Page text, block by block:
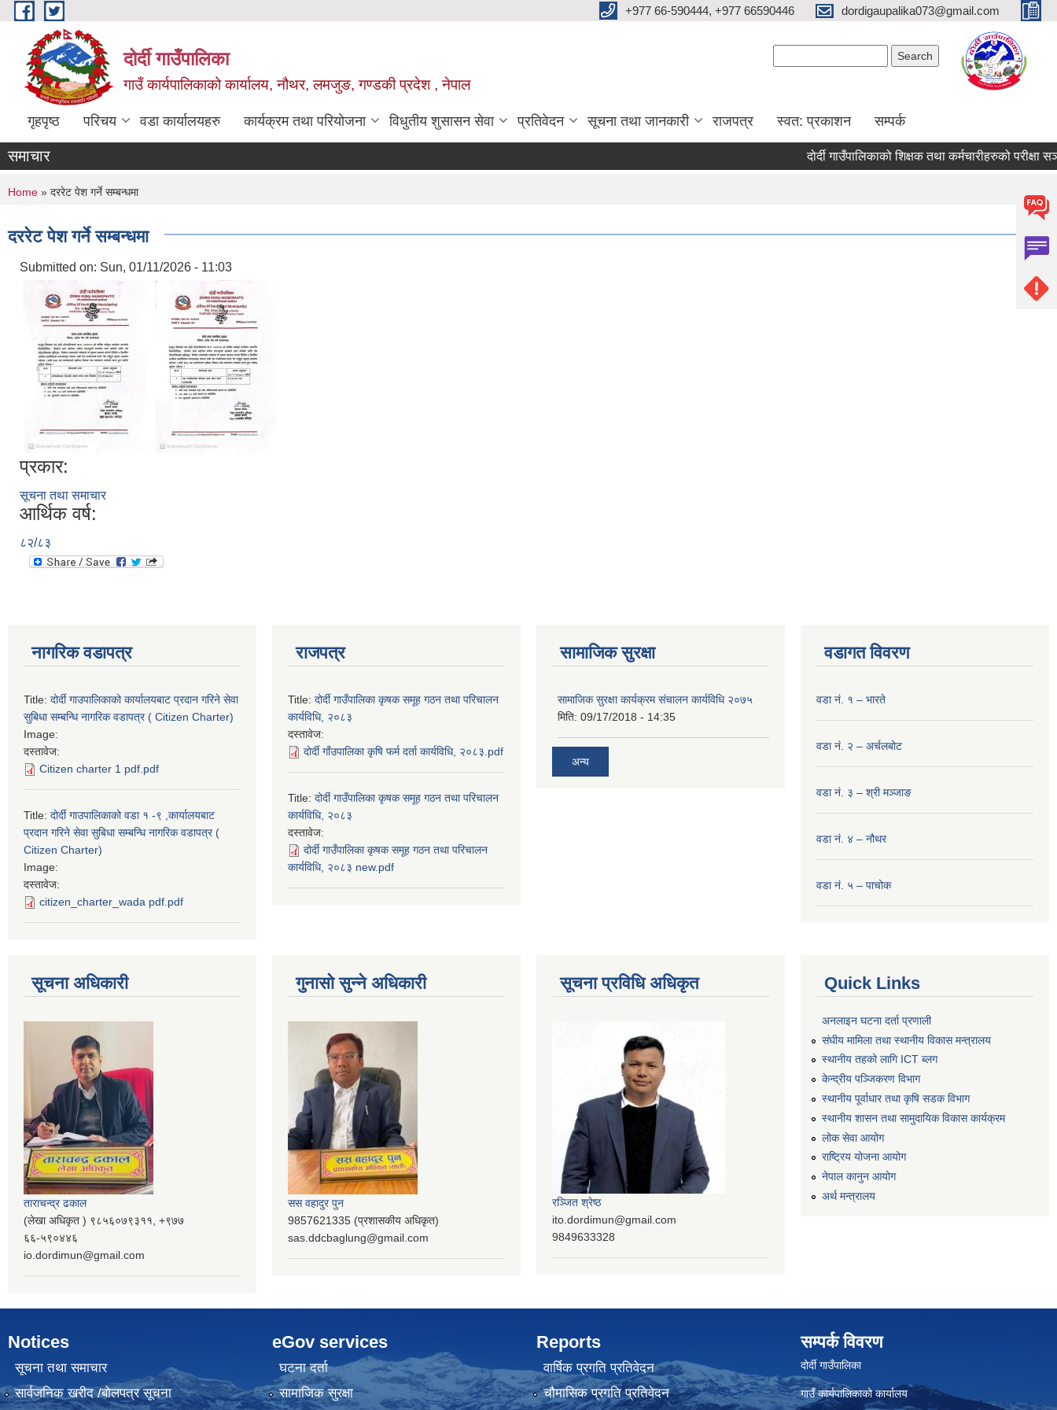
Skip to main content +977 66-590444, +977 66590446 dordigaupalika073@gmail.com
दोर्दी गाउँपालिका
गाउँ कार्यपालिकाको कार्यालय, नौथर, लमजुङ, गण्डकी प्रदेश , नेपाल
गृहपृष्ठ परिचय वडा कार्यालयहरु कार्यक्रम तथा परियोजना विधुतीय शुसासन सेवा प्रतिवेदन सूचना तथा जानकारी राजपत्र स्वत: प्रकाशन सम्पर्क
समाचार दोर्दी गाउँपालिकाको शिक्षक तथा कर्मचारीहरुको परीक्षा
You are here
Home » दररेट पेश गर्ने सम्बन्धमा
दररेट पेश गर्ने सम्बन्धमा
Submitted on: Sun, 01/11/2026 - 11:03
प्रकार:
सूचना तथा समाचार
आर्थिक वर्ष:
८२/८३
नागरिक वडापत्र
Title: दोर्दी गाउपालिकाको कार्यालयबाट प्रदान गरिने सेवा
सुबिधा सम्बन्धि नागरिक वडापत्र ( Citizen Charter)
Image:
दस्तावेज:
Citizen charter 1 pdf.pdf
Title: दोर्दी गाउपालिकाको वडा १ -९ ,कार्यालयबाट
प्रदान गरिने सेवा सुबिधा सम्बन्धि नागरिक वडापत्र (
Citizen Charter)
Image:
दस्तावेज:
citizen_charter_wada pdf.pdf
राजपत्र
Title: दोर्दी गाउँपालिका कृषक समूह गठन तथा परिचालन
कार्यविधि, २०८३
दस्तावेज:
दोर्दी गाँउपालिका कृषि फर्म दर्ता कार्यविधि, २०८३.pdf
Title: दोर्दी गाउँपालिका कृषक समूह गठन तथा परिचालन
कार्यविधि, २०८३
दस्तावेज:
दोर्दी गाउँपालिका कृषक समूह गठन तथा परिचालन
कार्यविधि, २०८३ new.pdf
सामाजिक सुरक्षा
सामाजिक सुरक्षा कार्यक्रम संचालन कार्यविधि २०७५
मिति: 09/17/2018 - 14:35
अन्य
वडागत विवरण
वडा नं. १ – भारते
वडा नं. २ – अर्चलबोट
वडा नं. ३ – श्री मञ्‍जाङ
वडा नं. ४ – नौथर
वडा नं. ५ – पाचोक
सूचना अधिकारी
ताराचन्द्र ढकाल
(लेखा अधिकृत ) ९८५६०७९३११, ‌‍‍+९७७
६६-५९०४४६
io.dordimun@gmail.com
गुनासो सुन्ने अधिकारी
सस वहादुर पुन
9857621335 (प्रशासकीय अधिकृत)
sas.ddcbaglung@gmail.com
सूचना प्रविधि अधिकृत
रञ्‍जित श्रेष्ठ
ito.dordimun@gmail.com
9849633328
Quick Links
अनलाइन घटना दर्ता प्रणाली
संघीय मामिला तथा स्थानीय विकास मन्त्रालय
स्थानीय तहको लागि ICT ब्लग
केन्द्रीय पञ्जिकरण विभाग
स्थानीय पूर्वाधार तथा कृषि सडक विभाग
स्थानीय शासन तथा सामुदायिक विकास कार्यक्रम
लोक सेवा आयोग
राष्ट्रिय योजना आयोग
नेपाल कानुन आयोग
अर्थ मन्त्रालय
Notices
सूचना तथा समाचार
सार्वजनिक खरीद /बोलपत्र सूचना
eGov services
घटना दर्ता
सामाजिक सुरक्षा
Reports
वार्षिक प्रगति प्रतिवेदन
चौमासिक प्रगति प्रतिवेदन
सम्पर्क विवरण
दोर्दी गाउँपालिका
गाउँ कार्यपालिकाको कार्यालय